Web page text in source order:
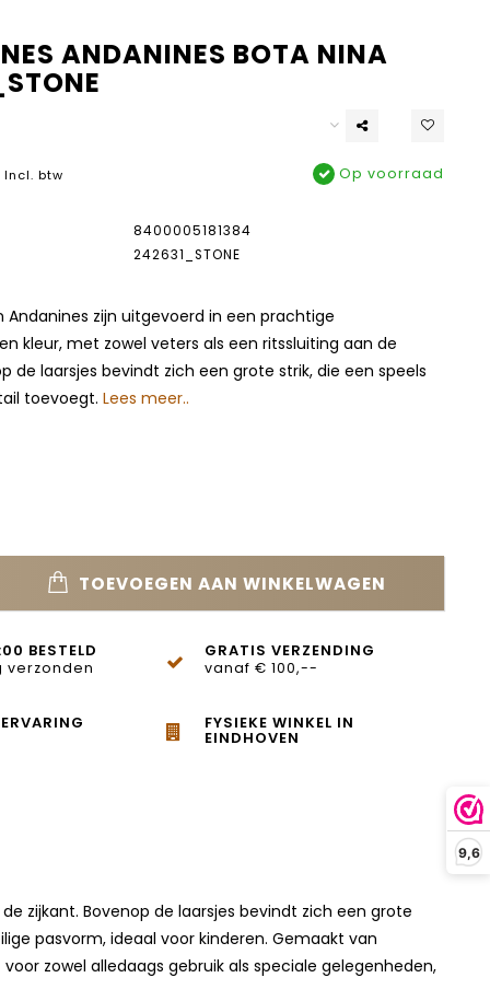
9,6
ANDANINES BOTA NINA
Incl. btw Op voorraad
8400005181384
242631_STONE
Andanines zijn uitgevoerd in een prachtige
kleur, met zowel veters als een ritssluiting aan de
de laarsjes bevindt zich een grote strik, die een speels
toevoegt. Lees meer..
TOEVOEGEN AAN WINKELWAGEN
BESTELD
verzonden
GRATIS VERZENDING
vanaf € 100,--
FYSIEKE WINKEL IN
EINDHOVEN
zijkant. Bovenop de laarsjes bevindt zich een grote
pasvorm, ideaal voor kinderen. Gemaakt van
zowel alledaags gebruik als speciale gelegenheden,